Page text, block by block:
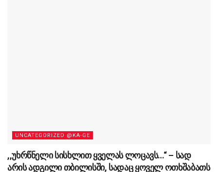
UNCATEGORIZED @KA-GE
,,უხრწნელი სისხლით ყველას ლოცავს…“ – სად
არის ადგილი თბილისში, სადაც ყოველ ოთხშაბათს